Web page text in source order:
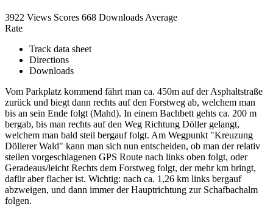
3922 Views Scores 668 Downloads Average
Rate
Track data sheet
Directions
Downloads
Vom Parkplatz kommend fährt man ca. 450m auf der Asphaltstraße
zurück und biegt dann rechts auf den Forstweg ab, welchem man
bis an sein Ende folgt (Mahd). In einem Bachbett gehts ca. 200 m
bergab, bis man rechts auf den Weg Richtung Döller gelangt,
welchem man bald steil bergauf folgt. Am Wegpunkt "Kreuzung
Döllerer Wald" kann man sich nun entscheiden, ob man der relativ
steilen vorgeschlagenen GPS Route nach links oben folgt, oder
Geradeaus/leicht Rechts dem Forstweg folgt, der mehr km bringt,
dafür aber flacher ist. Wichtig: nach ca. 1,26 km links bergauf
abzweigen, und dann immer der Hauptrichtung zur Schafbachalm
folgen.